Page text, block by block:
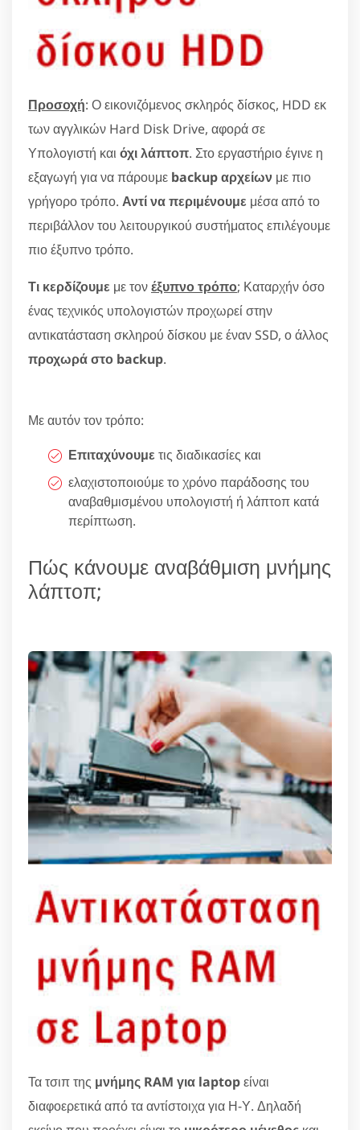
Προσοχή: Ο εικονιζόμενος σκληρός δίσκος, HDD εκ
των αγγλικών Hard Disk Drive, αφορά σε
Υπολογιστή και όχι λάπτοπ. Στο εργαστήριο έγινε η
εξαγωγή για να πάρουμε backup αρχείων με πιο
γρήγορο τρόπο. Αντί να περιμένουμε μέσα από το
περιβάλλον του λειτουργικού συστήματος επιλέγουμε
πιο έξυπνο τρόπο.
Τι κερδίζουμε με τονέξυπνο τρόπο; Καταρχήν όσο
ένας τεχνικός υπολογιστών προχωρεί στην
αντικατάσταση σκληρού δίσκου με έναν SSD, ο άλλος
προχωρά στο backup.
Με αυτόν τον τρόπο:
Επιταχύνουμε τις διαδικασίες και
ελαχιστοποιούμε το χρόνο παράδοσης του
αναβαθμισμένου υπολογιστή ή λάπτοπ κατά
περίπτωση.
Πώς κάνουμε αναβάθμιση μνήμης
λάπτοπ;
Τα τσιπ της μνήμης RAM για laptopείναι
διαφοερετικά από τα αντίστοιχα για Η-Υ. Δηλαδή